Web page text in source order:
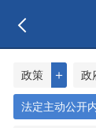
＋
政策 政
法定主动公开